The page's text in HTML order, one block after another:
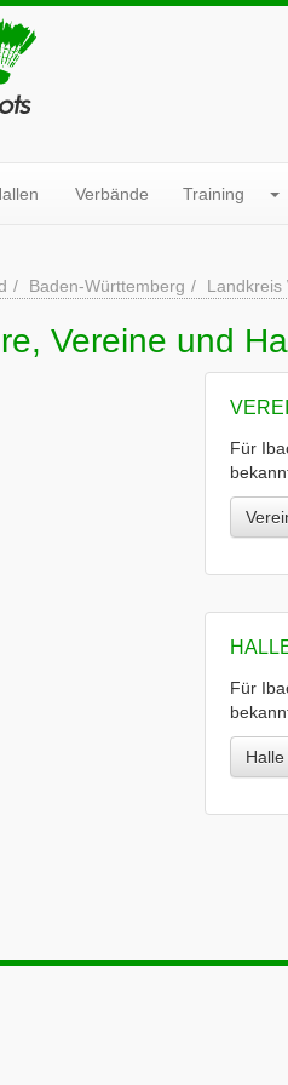
Verbände Training
Baden-Württemberg Landkreis
Vereine und
Für
Für